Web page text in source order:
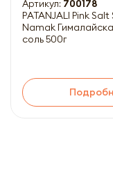
Артикул: 700178
PATANJALI Pink Salt Sendha
Namak
соль 500г